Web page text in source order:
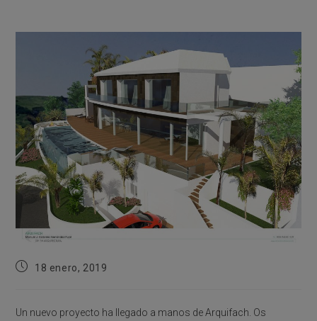
Publicación
entrada:
18 enero, 2019
Un nuevo proyecto ha llegado a manos de Arquifach. Os